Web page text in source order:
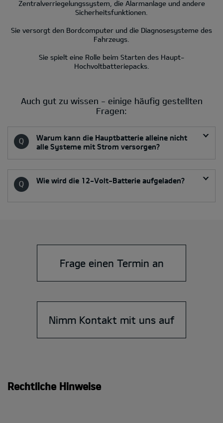
Zentralverriegelungssystem, die Alarmanlage und andere
Sicherheitsfunktionen.
Sie versorgt den Bordcomputer und die Diagnosesysteme des
Fahrzeugs.
Sie spielt eine Rolle beim Starten des Haupt-
Hochvoltbatteriepacks.
Auch gut zu wissen - einige häufig gestellten
Fragen:
Warum kann die Hauptbatterie alleine nicht
alle Systeme mit Strom versorgen?
Wie wird die 12-Volt-Batterie aufgeladen?
Frage einen Termin an
Nimm Kontakt mit uns auf
Rechtliche Hinweise